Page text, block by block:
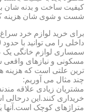
کیفیت ساخت و بدنه شان
شست و شوی شان هزینه
برای خرید لوازم خرد
سمساری لوازم خانگی یک
مسکونی و نیازهای
ترین علتی است که هزینه
چند مثال می آوریم:
مشتریان زیادی علاقه
خریداری کنند.این درحالی
متراژهای کوچک است.آنها